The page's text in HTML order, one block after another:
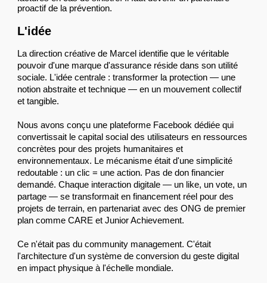
proactif de la prévention.
L'idée
La direction créative de Marcel identifie que le véritable
pouvoir d'une marque d'assurance réside dans son utilité
sociale. L'idée centrale : transformer la protection — une
notion abstraite et technique — en un mouvement collectif
et tangible.
Nous avons conçu une plateforme Facebook dédiée qui
convertissait le capital social des utilisateurs en ressources
concrètes pour des projets humanitaires et
environnementaux. Le mécanisme était d'une simplicité
redoutable : un clic = une action. Pas de don financier
demandé. Chaque interaction digitale — un like, un vote, un
partage — se transformait en financement réel pour des
projets de terrain, en partenariat avec des ONG de premier
plan comme CARE et Junior Achievement.
Ce n'était pas du community management. C'était
l'architecture d'un système de conversion du geste digital
en impact physique à l'échelle mondiale.